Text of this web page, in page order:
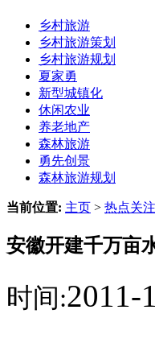
乡村旅游
乡村旅游策划
乡村旅游规划
夏家勇
新型城镇化
休闲农业
养老地产
森林旅游
勇先创景
森林旅游规划
当前位置: 主页 > 热点关注
安徽开建千万亩
时间:2011-